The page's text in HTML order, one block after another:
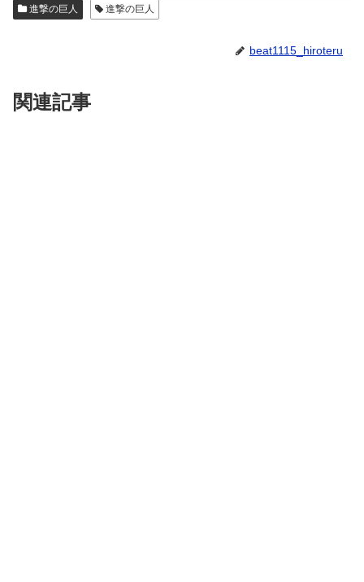
進撃の巨人 進撃の巨人
beat1115_hiroteru
関連記事